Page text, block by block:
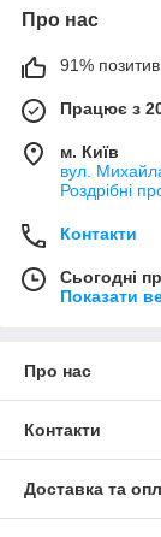
Про нас
91%
Працює з
м. Київ
вул.
Роздрібні
Контакти
Сьогодні
Показати
Про нас
Контакти
Доставка та